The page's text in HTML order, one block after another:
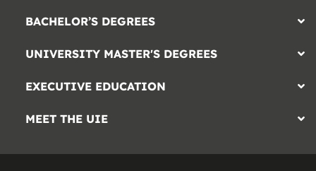
BACHELOR’S DEGREES
UNIVERSITY MASTER'S DEGREES
EXECUTIVE EDUCATION
MEET THE UIE